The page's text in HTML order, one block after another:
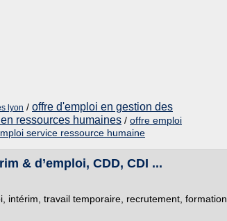
lyon / offre d'emploi en gestion des
ressources humaines / offre emploi
service ressource humaine
& d’emploi, CDD, CDI ...
intérim, travail temporaire, recrutement, formation